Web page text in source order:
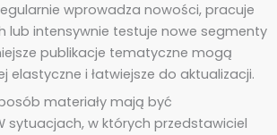
wprowadza nowości, pracuje
lub intensywnie testuje nowe segmenty
publikacje tematyczne mogą
elastyczne i łatwiejsze do aktualizacji.
materiały mają być
sytuacjach, w których przedstawiciel